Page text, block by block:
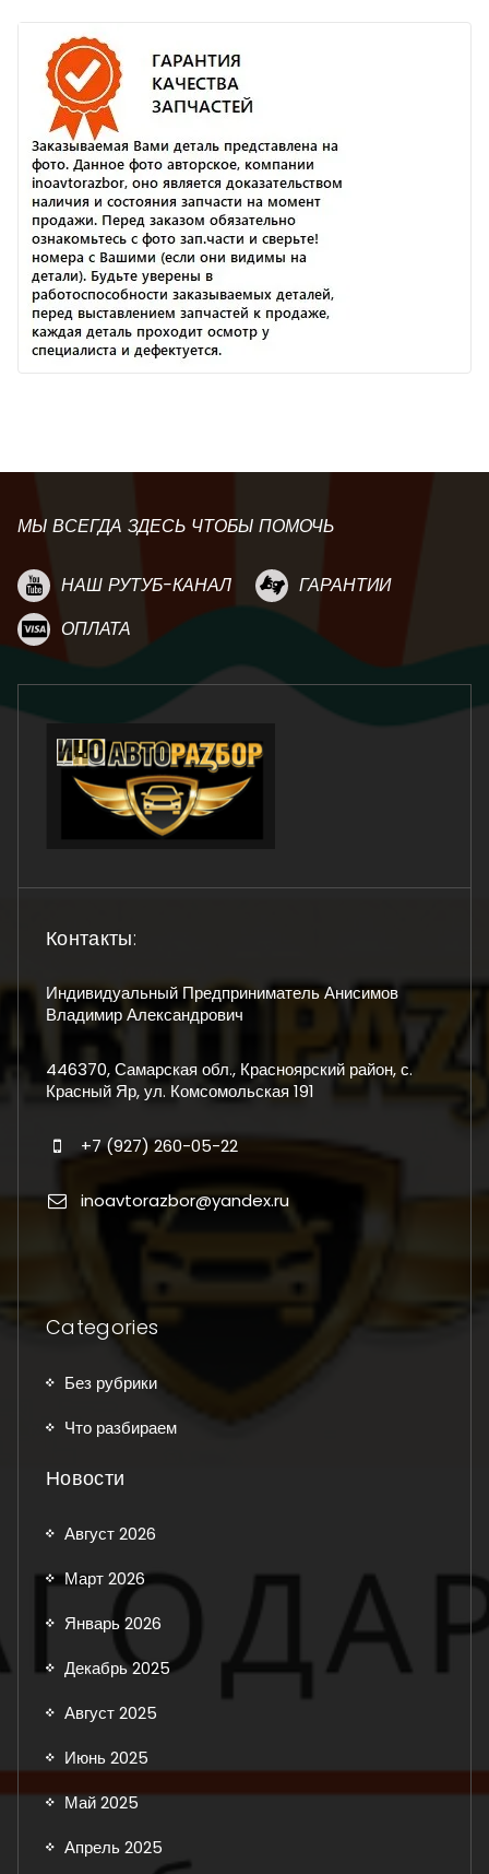
МЫ ВСЕГДА ЗДЕСЬ ЧТОБЫ ПОМОЧЬ
НАШ РУТУБ-КАНАЛ
ГАРАНТИИ
ОПЛАТА
Контакты:
Индивидуальный Предприниматель Анисимов
Владимир Александрович
446370, Самарская обл., Красноярский район, с.
Красный Яр, ул. Комсомольская 191
+7 (927) 260-05-22
inoavtorazbor@yandex.ru
Categories
Без рубрики
Что разбираем
Новости
Август 2026
Март 2026
Январь 2026
Декабрь 2025
Август 2025
Июнь 2025
Май 2025
Апрель 2025